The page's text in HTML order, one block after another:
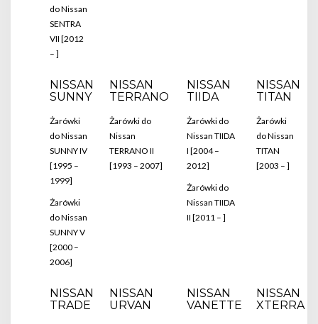
do Nissan
SENTRA
VII [2012
– ]
NISSAN
SUNNY
Żarówki
do Nissan
SUNNY IV
[1995 –
1999]
Żarówki
do Nissan
SUNNY V
[2000 –
2006]
NISSAN
TERRANO
Żarówki do
Nissan
TERRANO II
[1993 – 2007]
NISSAN
TIIDA
Żarówki do
Nissan TIIDA
I [2004 –
2012]
Żarówki do
Nissan TIIDA
II [2011 – ]
NISSAN
TITAN
Żarówki
do Nissan
TITAN
[2003 – ]
NISSAN
TRADE
NISSAN
URVAN
NISSAN
VANETTE
NISSAN
XTERRA